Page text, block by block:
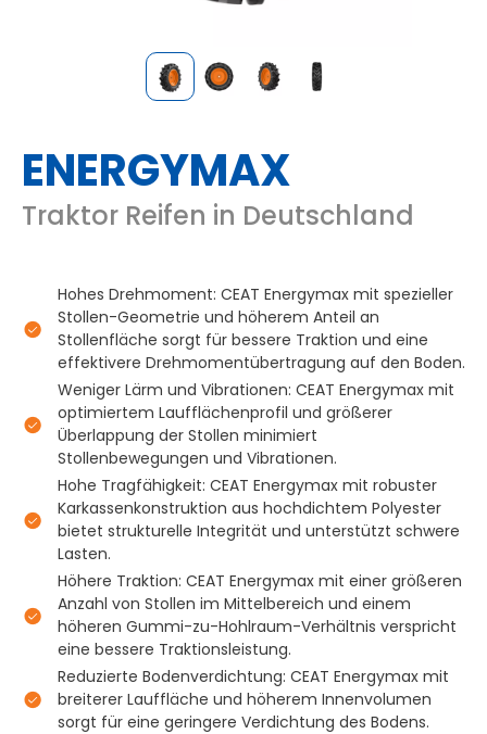
ENERGYMAX
Traktor Reifen in Deutschland
Hohes Drehmoment: CEAT Energymax mit spezieller
Stollen-Geometrie und höherem Anteil an
Stollenfläche sorgt für bessere Traktion und eine
effektivere Drehmomentübertragung auf den Boden.
Weniger Lärm und Vibrationen: CEAT Energymax mit
optimiertem Laufflächenprofil und größerer
Überlappung der Stollen minimiert
Stollenbewegungen und Vibrationen.
Hohe Tragfähigkeit: CEAT Energymax mit robuster
Karkassenkonstruktion aus hochdichtem Polyester
bietet strukturelle Integrität und unterstützt schwere
Lasten.
Höhere Traktion: CEAT Energymax mit einer größeren
Anzahl von Stollen im Mittelbereich und einem
höheren Gummi-zu-Hohlraum-Verhältnis verspricht
eine bessere Traktionsleistung.
Reduzierte Bodenverdichtung: CEAT Energymax mit
breiterer Lauffläche und höherem Innenvolumen
sorgt für eine geringere Verdichtung des Bodens.